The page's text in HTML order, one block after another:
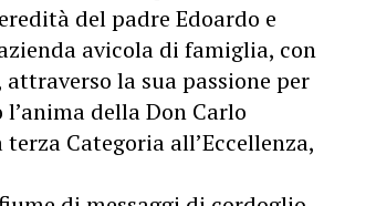
del padre Edoardo e
avicola di famiglia, con
la sua passione per
della Don Carlo
Categoria all’Eccellenza,